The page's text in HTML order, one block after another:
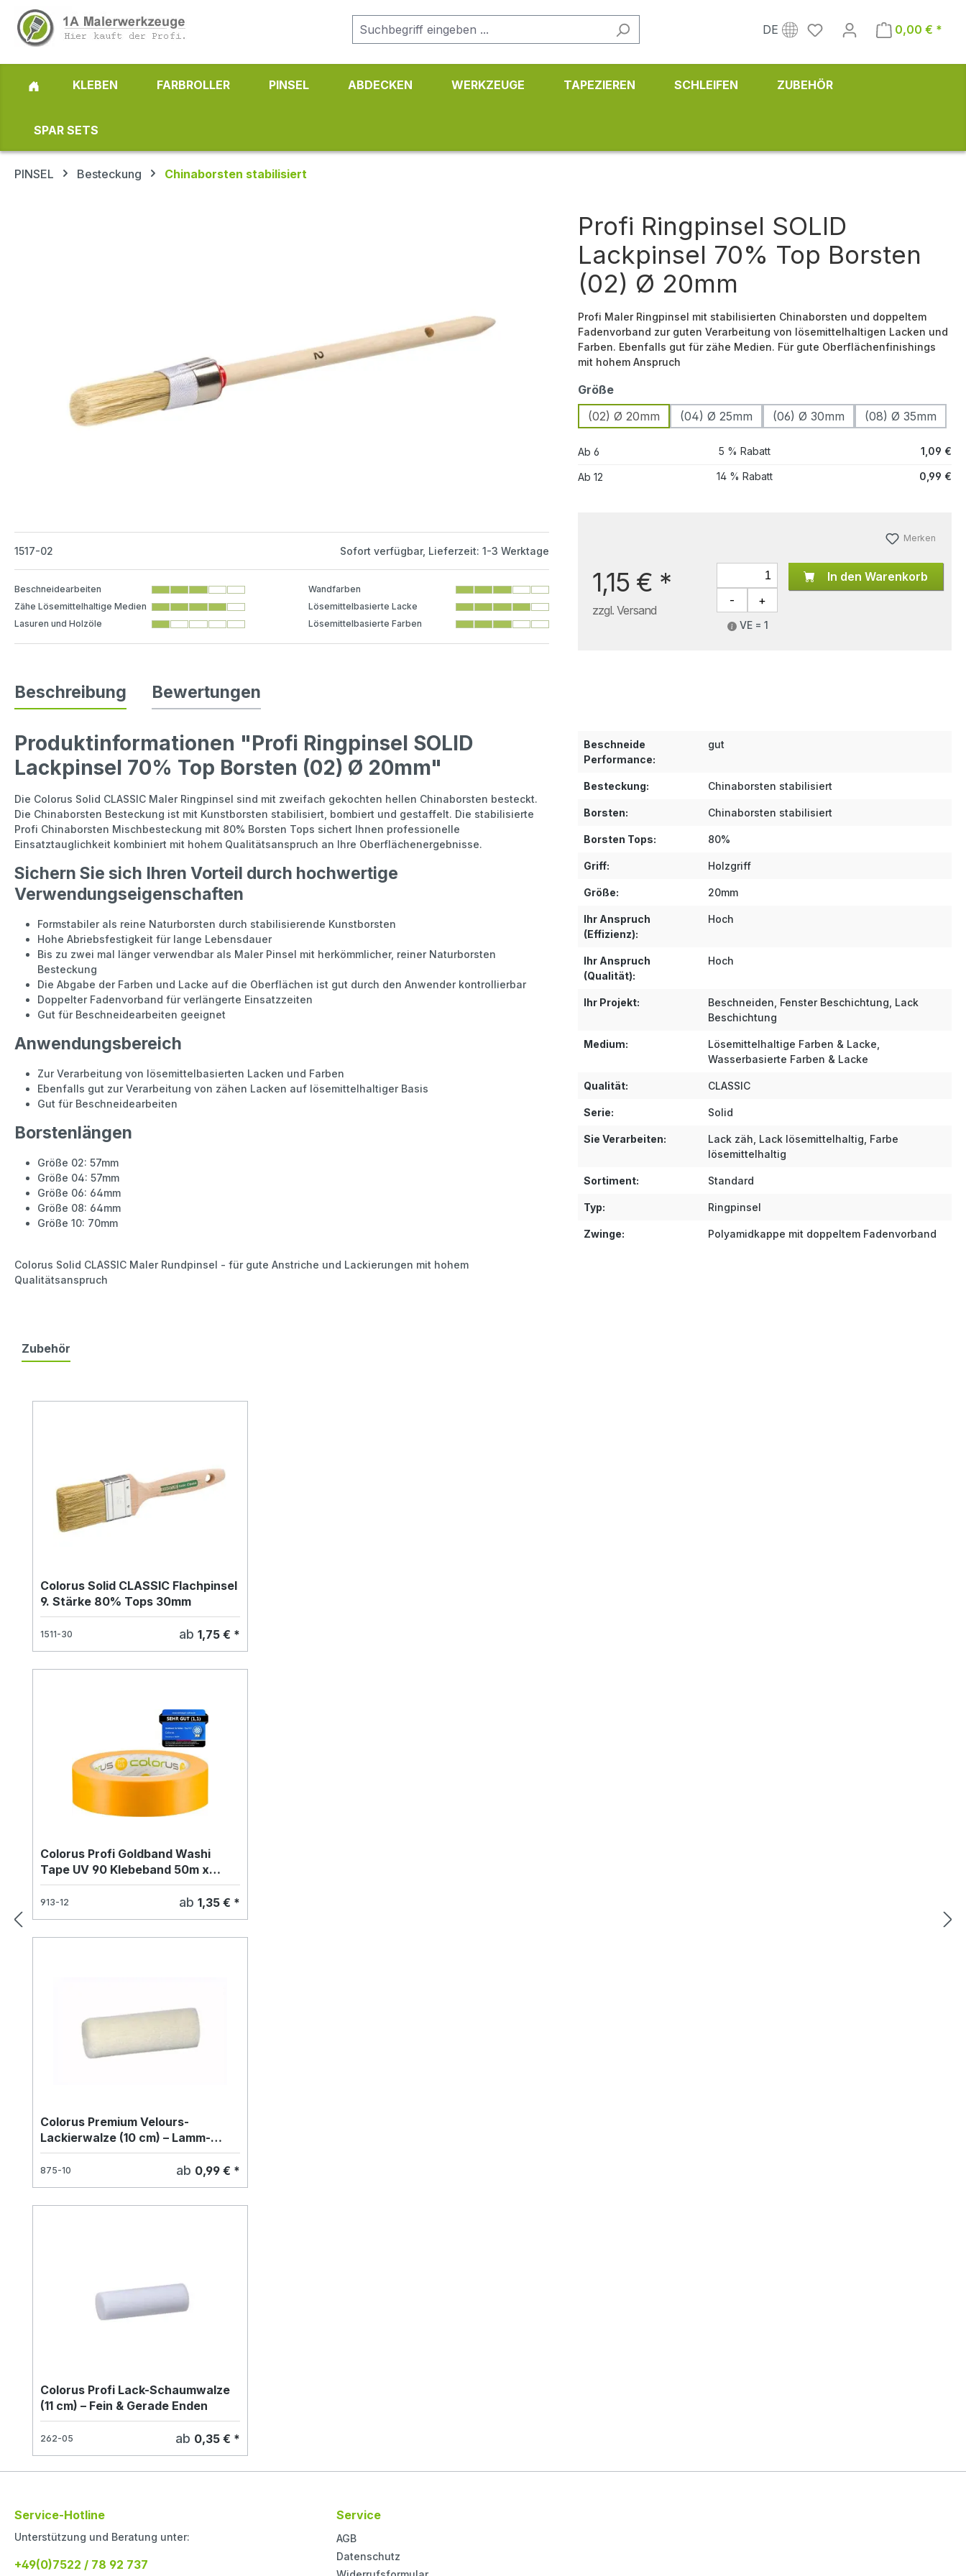
Hauptinhalt springen
Zur Suche springen
Zur Hauptnavigation springen
DE 0,00 € *
KLEBEN FARBROLLER PINSEL ABDECKEN WERKZEUGE TAPEZIEREN SCHLEIFEN ZUBEHÖR
SPAR SETS
PINSEL Besteckung Chinaborsten stabilisiert
1517-02 Sofort verfügbar, Lieferzeit: 1-3 Werktage
Beschneidearbeiten
Wandfarben
Zähe Lösemittelhaltige Medien
Lösemittelbasierte Lacke
Lasuren und Holzöle
Lösemittelbasierte Farben
Profi Ringpinsel SOLID
Lackpinsel 70% Top Borsten
(02) Ø 20mm
Profi Maler Ringpinsel mit stabilisierten Chinaborsten und doppeltem
Fadenvorband zur guten Verarbeitung von lösemittelhaltigen Lacken und
Farben. Ebenfalls gut für zähe Medien. Für gute Oberflächenfinishings
mit hohem Anspruch
Größe
(02) Ø 20mm
(04) Ø 25mm (06) Ø 30mm (08) Ø 35mm
Ab 6 5 % Rabatt 1,09 €
Ab 12 14 % Rabatt 0,99 €
Merken
1,15 € *
zzgl. Versand
VE = 1
In den Warenkorb
Beschreibung Bewertungen
Produktinformationen "Profi Ringpinsel SOLID
Lackpinsel 70% Top Borsten (02) Ø 20mm"
Die Colorus Solid CLASSIC Maler Ringpinsel sind mit zweifach gekochten hellen Chinaborsten besteckt.
Die Chinaborsten Besteckung ist mit Kunstborsten stabilisiert, bombiert und gestaffelt. Die stabilisierte
Profi Chinaborsten Mischbesteckung mit 80% Borsten Tops sichert Ihnen professionelle
Einsatztauglichkeit kombiniert mit hohem Qualitätsanspruch an Ihre Oberflächenergebnisse.
Sichern Sie sich Ihren Vorteil durch hochwertige
Verwendungseigenschaften
Formstabiler als reine Naturborsten durch stabilisierende Kunstborsten
Hohe Abriebsfestigkeit für lange Lebensdauer
Bis zu zwei mal länger verwendbar als Maler Pinsel mit herkömmlicher, reiner Naturborsten
Besteckung
Die Abgabe der Farben und Lacke auf die Oberflächen ist gut durch den Anwender kontrollierbar
Doppelter Fadenvorband für verlängerte Einsatzzeiten
Gut für Beschneidearbeiten geeignet
Anwendungsbereich
Zur Verarbeitung von lösemittelbasierten Lacken und Farben
Ebenfalls gut zur Verarbeitung von zähen Lacken auf lösemittelhaltiger Basis
Gut für Beschneidearbeiten
Borstenlängen
Größe 02: 57mm
Größe 04: 57mm
Größe 06: 64mm
Größe 08: 64mm
Größe 10: 70mm
Colorus Solid CLASSIC Maler Rundpinsel - für gute Anstriche und Lackierungen mit hohem
Qualitätsanspruch
Beschneide
Performance:
gut
Besteckung: Chinaborsten stabilisiert
Borsten: Chinaborsten stabilisiert
Borsten Tops: 80%
Griff: Holzgriff
Größe: 20mm
Ihr Anspruch
(Effizienz):
Hoch
Ihr Anspruch
(Qualität):
Hoch
Ihr Projekt:
Beschneiden, Fenster Beschichtung, Lack
Beschichtung
Medium:
Lösemittelhaltige Farben & Lacke,
Wasserbasierte Farben & Lacke
Qualität: CLASSIC
Serie: Solid
Sie Verarbeiten:
Lack zäh, Lack lösemittelhaltig, Farbe
lösemittelhaltig
Sortiment: Standard
Typ: Ringpinsel
Zwinge: Polyamidkappe mit doppeltem Fadenvorband
Zubehör
Colorus Solid CLASSIC Flachpinsel
9. Stärke 80% Tops 30mm
1511-30 ab 1,75 € *
Colorus Profi Goldband Washi
Tape UV 90 Klebeband 50m x
19mm
913-12 ab 1,35 € *
Colorus Premium Velours-
Lackierwalze (10 cm) – Lamm-
Schurwolle für lösemittelhaltige
Lacke (4 mm Flor)
875-10 ab 0,99 € *
Colorus Profi Lack-Schaumwalze
(11 cm) – Fein & Gerade Enden
262-05 ab 0,35 € *
Service-Hotline
Unterstützung und Beratung unter:
+49(0)7522 / 78 92 737
Service
AGB
Datenschutz